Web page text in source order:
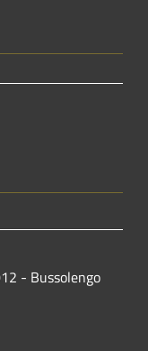
- Bussolengo